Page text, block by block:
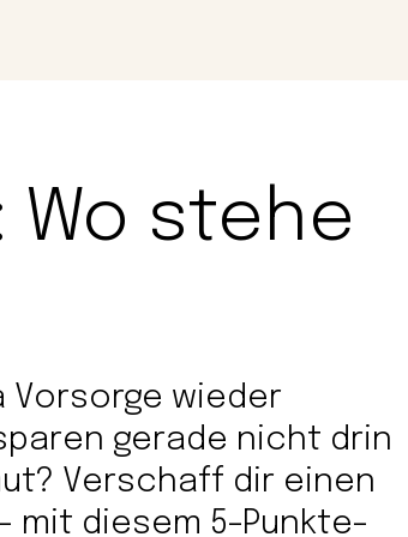
Wo stehe
Vorsorge wieder
gerade nicht drin
Verschaff dir einen
mit diesem 5-Punkte-